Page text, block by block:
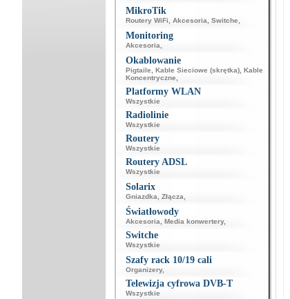
MikroTik
Routery WiFi Akcesoria Switche
Monitoring
Akcesoria
Okablowanie
Pigtaile Kable Sieciowe (skrętka), Kable
Koncentryczne
Platformy WLAN
Wszystkie
Radiolinie
Wszystkie
Routery
Wszystkie
Routery ADSL
Wszystkie
Solarix
Gniazdka Złącza
Światłowody
Akcesoria Media konwertery,
Switche
Wszystkie
Szafy rack 10/19 cali
Organizery,
Telewizja cyfrowa DVB-T
Wszystkie